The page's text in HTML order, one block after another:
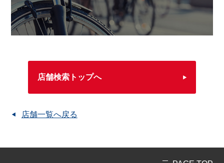
店舗検索トップへ
店舗一覧へ戻る